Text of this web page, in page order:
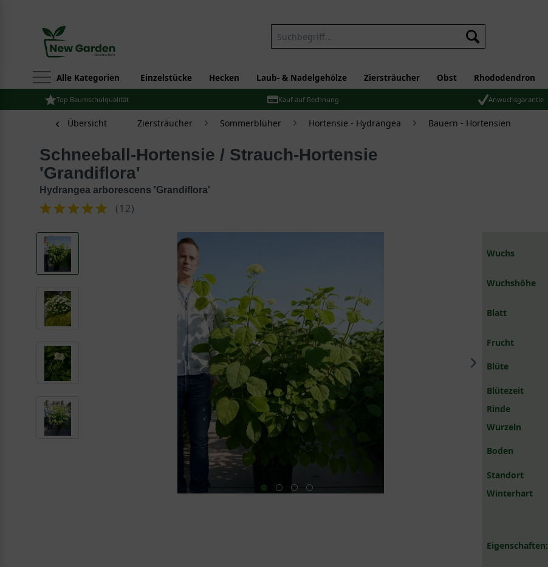
Alle Kategorien Einzelstücke Hecken Laub- & Nadelgehölze Ziersträucher Obst Rhododendron
Top Baumschulqualität Kauf auf Rechnung Anwuchsgarantie
Übersicht Ziersträucher Sommerblüher Hortensie - Hydrangea Bauern - Hortensien
Schneeball-Hortensie / Strauch-Hortensie
'Grandiflora'
Hydrangea arborescens 'Grandiflora'
(12)
Wuchs
Wuchshöhe
Blatt
Frucht
Blüte
Blütezeit
Rinde
Wurzeln
Boden
Standort
Winterhart
Eigenschaften: